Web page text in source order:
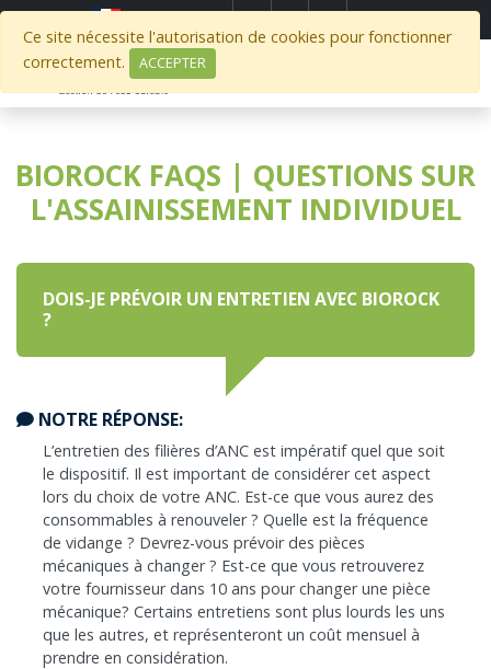
BIOROCK FAQS | QUESTIONS SUR
L'ASSAINISSEMENT INDIVIDUEL
DOIS-JE PRÉVOIR UN ENTRETIEN AVEC BIOROCK
?
NOTRE RÉPONSE:
L’entretien des filières d’ANC est impératif quel que soit
le dispositif. Il est important de considérer cet aspect
lors du choix de votre ANC. Est-ce que vous aurez des
consommables à renouveler ? Quelle est la fréquence
de vidange ? Devrez-vous prévoir des pièces
mécaniques à changer ? Est-ce que vous retrouverez
votre fournisseur dans 10 ans pour changer une pièce
mécanique? Certains entretiens sont plus lourds les uns
que les autres, et représenteront un coût mensuel à
prendre en considération.
Ce site nécessite l'autorisation de cookies pour fonctionner
correctement.
ACCEPTER